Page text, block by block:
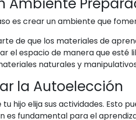
es crear un ambiente que
de que los materiales de
el espacio de manera que esté
naturales y
la Autoelección
tu hijo elija sus actividades. Esto
es fundamental para el